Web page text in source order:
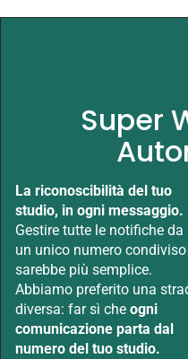
Super
La riconoscibilità del tuo
studio, in ogni messaggio.
Gestire tutte le notifiche da
un unico numero condiviso
sarebbe più semplice.
Abbiamo preferito una
diversa: far sì che ogni
comunicazione parta dal
numero del tuo studio.